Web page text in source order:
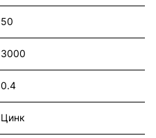
50
3000
0.4
Цинк